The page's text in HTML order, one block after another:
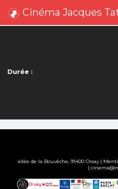
Cinéma Jacques
Durée :
allée de la Bouvêche, 91400 Orsay |
|